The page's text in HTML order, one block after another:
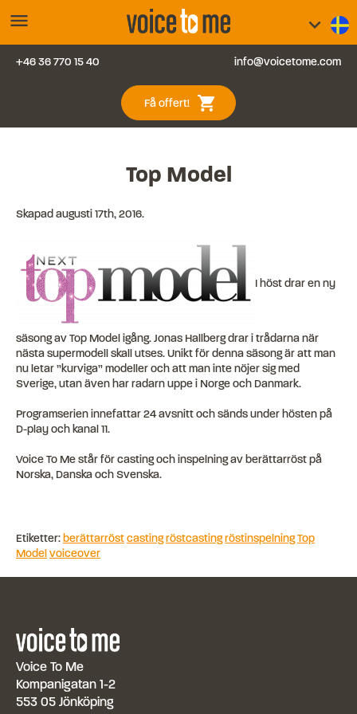
menu
Vanliga frågor
Blogg
Logga in
keyboard_arrow_down
+46 36 770 15 40 info@voicetome.com
Få offert! shopping_cart
Top Model
Skapad augusti 17th, 2016.
I höst drar en ny
säsong av Top Model igång. Jonas Hallberg drar i trådarna när
nästa supermodell skall utses. Unikt för denna säsong är att man
nu letar ”kurviga” modeller och att man inte nöjer sig med
Sverige, utan även har radarn uppe i Norge och Danmark.
Programserien innefattar 24 avsnitt och sänds under hösten på
D-play och kanal 11.
Voice To Me står för casting och inspelning av berättarröst på
Norska, Danska och Svenska.
Etiketter: berättarröstcastingröstcastingröstinspelningTop
Modelvoiceover
Voice To Me
Kompanigatan 1-2
553 05 Jönköping